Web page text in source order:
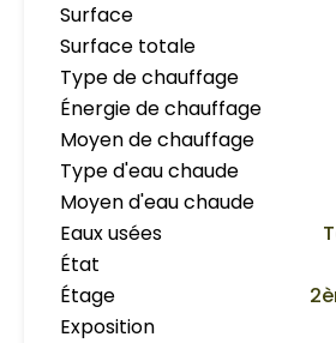
Surface
Surface totale
Type de chauffage
Énergie de chauffage
Moyen de chauffage
Type d'eau chaude
Moyen d'eau chaude
Eaux usées
État
Étage
Exposition